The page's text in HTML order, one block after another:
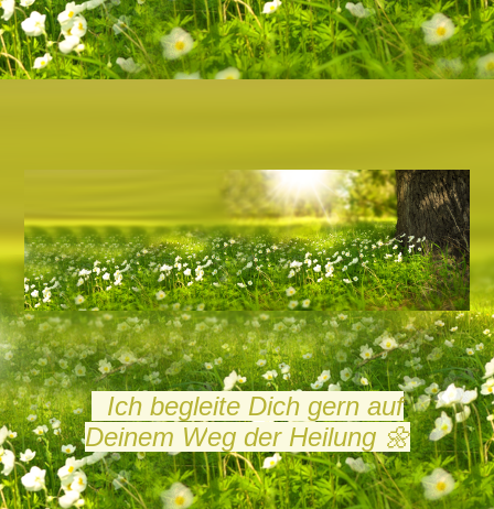
Ich begleite Dich gern auf
Deinem Weg der Heilung🌼